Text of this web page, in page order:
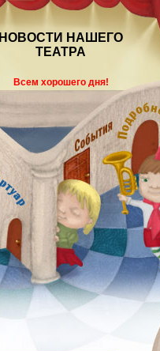
НОВОСТИ НАШЕГО
ТЕАТРА
Всем хорошего дня!